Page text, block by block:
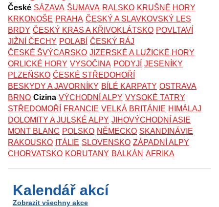
České SÁZAVA ŠUMAVA RALSKO KRUŠNÉ HORY
KRKONOŠE PRAHA ČESKÝ A SLAVKOVSKÝ LES
BRDY ČESKÝ KRAS A KŘIVOKLÁTSKO POVLTAVÍ
JIŽNÍ ČECHY POLABÍ ČESKÝ RÁJ
ČESKÉ ŠVÝCARSKO JIZERSKÉ A LUŽICKÉ HORY
ORLICKÉ HORY VYSOČINA PODYJÍ JESENÍKY
PLZEŇSKO ČESKÉ STŘEDOHOŘÍ
BESKYDY A JAVORNÍKY BÍLÉ KARPATY OSTRAVA
BRNO Cizina VÝCHODNÍ ALPY VYSOKÉ TATRY
STŘEDOMOŘÍ
FRANCIE VELKÁ BRITÁNIE HIMÁLAJ
DOLOMITY A JULSKÉ ALPY JIHOVÝCHODNÍ ASIE
MONT BLANC POLSKO NĚMECKO SKANDINÁVIE
RAKOUSKO ITÁLIE SLOVENSKO ZÁPADNÍ ALPY
CHORVATSKO KORUTANY BALKÁN AFRIKA
Kalendář akcí
Zobrazit všechny akce